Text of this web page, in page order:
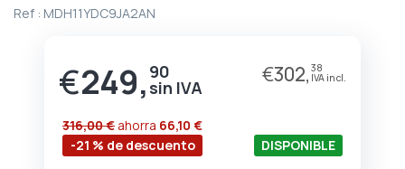
Ref : MDH11YDC9JA2AN
€249, 90 €302, 38
-21 % de descuento
316,00 € ahorra 66,10 €
DISPONIBLE
de
imágenes